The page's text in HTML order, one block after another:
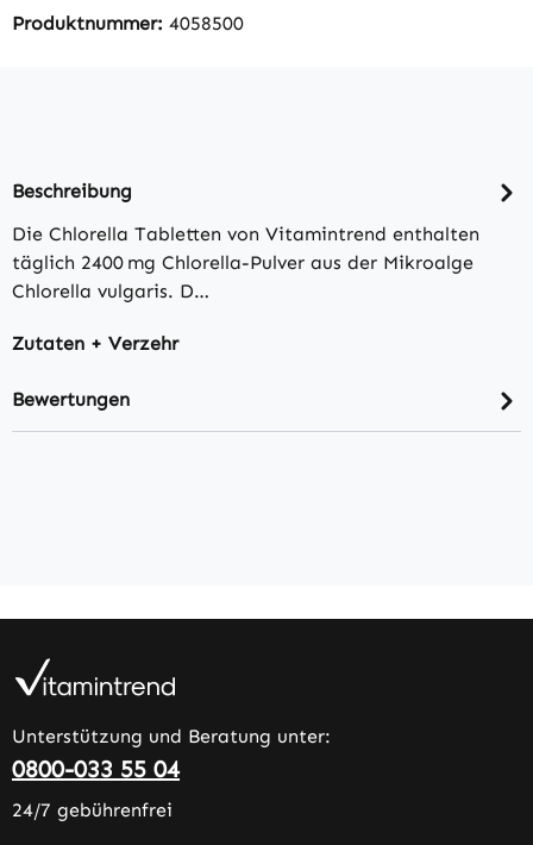
Produktnummer: 4058500
Beschreibung
Die Chlorella Tabletten von Vitamintrend enthalten
täglich 2400 mg Chlorella-Pulver aus der Mikroalge
Chlorella vulgaris. D…
Zutaten + Verzehr
Bewertungen
Unterstützung und Beratung unter:
0800-033 55 04
24/7 gebührenfrei